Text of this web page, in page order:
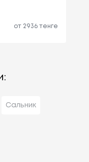
от 2936 тенге
Сальник